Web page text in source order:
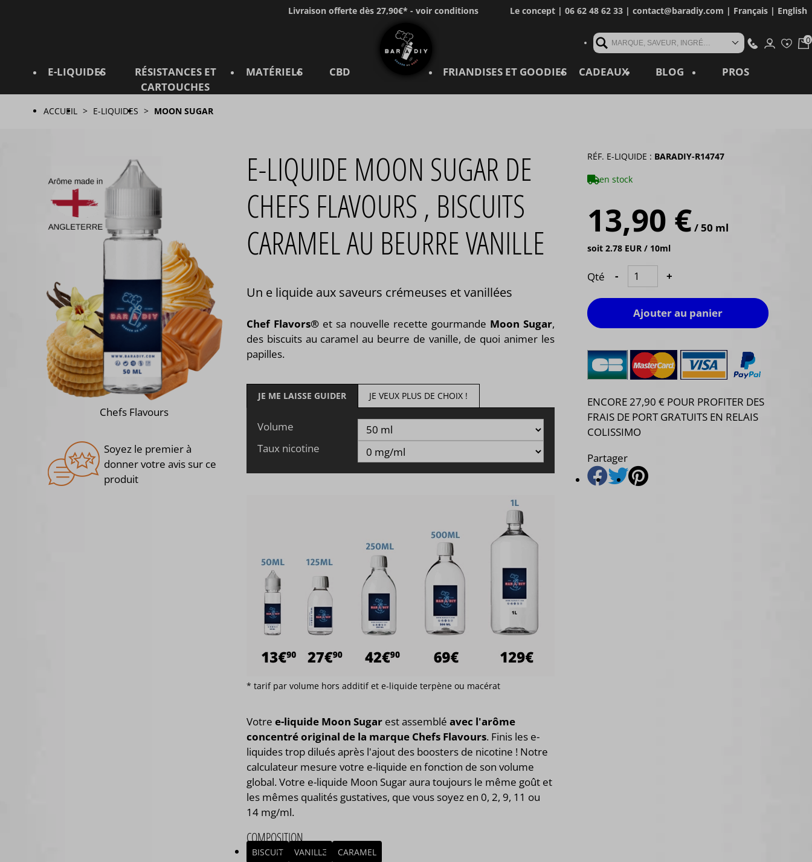
Livraison offerte dès 27,90€* - voir conditions Le concept| 06 62 48 62 33 | contact@baradiy.com | Français| English
MARQUE, SAVEUR, INGRÉDIENT, RÉFÉRENCE, MOT CLÉ...
E-LIQUIDES
RÉSISTANCES ET
CARTOUCHES
MATÉRIELS CBD FRIANDISES ET GOODIES CADEAUX BLOG PROS
ACCUEIL E-LIQUIDES MOON SUGAR
E-LIQUIDE MOON SUGAR DE
CHEFS FLAVOURS , BISCUITS
CARAMEL AU BEURRE VANILLE
Un e liquide aux saveurs crémeuses et vanillées
Chef Flavors® et sa nouvelle recette gourmande Moon Sugar,
des biscuits au caramel au beurre de vanille, de quoi animer les
papilles.
JE ME LAISSE GUIDER JE VEUX PLUS DE CHOIX !
Volume
Taux nicotine
* tarif par volume hors additif et e-liquide terpène ou macérat
Votree-liquide Moon Sugar est assembléavec l'arôme
concentré original de la marque Chefs Flavours. Finis les e-
liquides trop dilués après l'ajout des boosters de nicotine ! Notre
calculateur mesure votre e-liquide en fonction de son volume
global. Votre e-liquide Moon Sugar aura toujours le même goût et
les mêmes qualités gustatives, que vous soyez en 0, 2, 9, 11 ou
14 mg/ml.
COMPOSITION
BISCUIT VANILLE CARAMEL
RÉF. E-LIQUIDE : BARADIY-R14747
en stock
13,90 €/ 50 ml
soit 2.78 EUR / 10ml
Qté - +
Ajouter au panier
ENCORE 27,90 € POUR PROFITER DES
FRAIS DE PORT GRATUITS EN RELAIS
COLISSIMO
Partager
Chefs Flavours
Soyez le premier à
donner votre avis sur ce
produit